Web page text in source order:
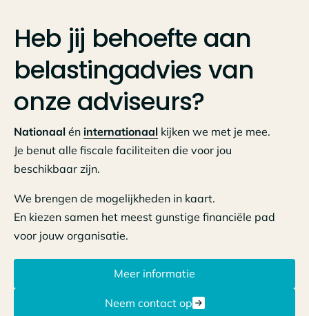
Heb jij behoefte aan
belastingadvies van
onze adviseurs?
Nationaal én internationaal kijken we met je mee.
Je benut alle fiscale faciliteiten die voor jou
beschikbaar zijn.
We brengen de mogelijkheden in kaart.
En kiezen samen het meest gunstige financiële pad
voor jouw organisatie.
Meer informatie
Neem contact op